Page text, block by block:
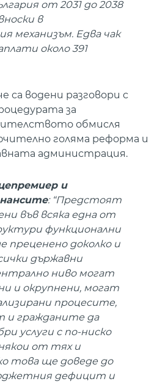
от 2031 до 2038
в
механизъм. Едва чак
около 391
са водени разговори с
за
обмисля
голяма реформа и
администрация.
и
: “Предстоят
във всяка една от
функционални
преценено доколко и
държавни
ниво могат
и окрупнени, могат
процесите,
и гражданите да
услуги с по-ниско
от тях и
това ще доведе до
дефицит и